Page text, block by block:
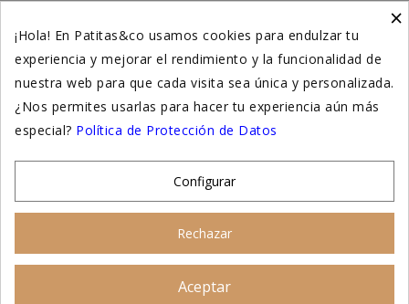
Higiene y salud gatos
Suplementación natural
Nuestras tiendas
amable
Asesoramiento personalizado
×
¡Hola! En Patitas&co usamos cookies para endulzar tu
experiencia y mejorar el rendimiento y la funcionalidad de
nuestra web para que cada visita sea única y personalizada.
¿Nos permites usarlas para hacer tu experiencia aún más
especial? Política de Protección de Datos
Configurar
Rechazar
Aceptar